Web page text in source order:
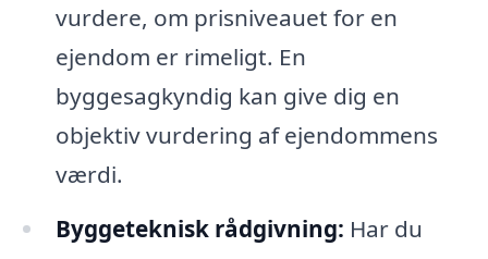
vurdere, om prisniveauet for en
ejendom er rimeligt. En
byggesagkyndig kan give dig en
objektiv vurdering af ejendommens
værdi.
Byggeteknisk rådgivning: Har du